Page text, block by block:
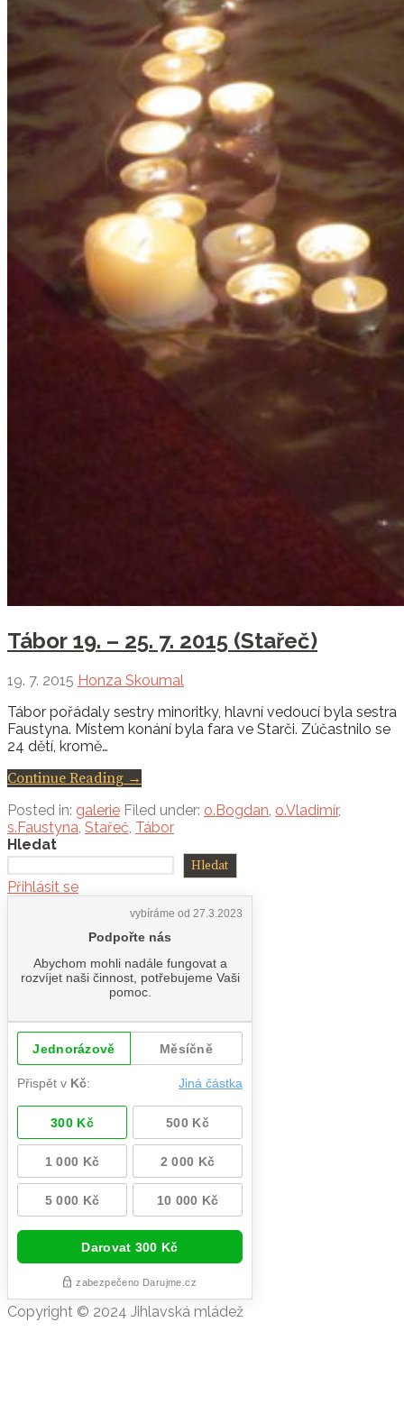
Tábor 19. – 25. 7. 2015 (Stařeč)
19. 7. 2015 Honza Skoumal
Tábor pořádaly sestry minoritky, hlavní vedoucí byla sestra
Faustyna. Místem konání byla fara ve Starči. Zúčastnilo se
24 dětí, kromě…
Continue Reading →
Posted in: galerie Filed under: o.Bogdan, o.Vladimír,
s.Faustyna, Stařeč, Tábor
Hledat
Hledat
Přihlásit se
Copyright © 2024 Jihlavská mládež